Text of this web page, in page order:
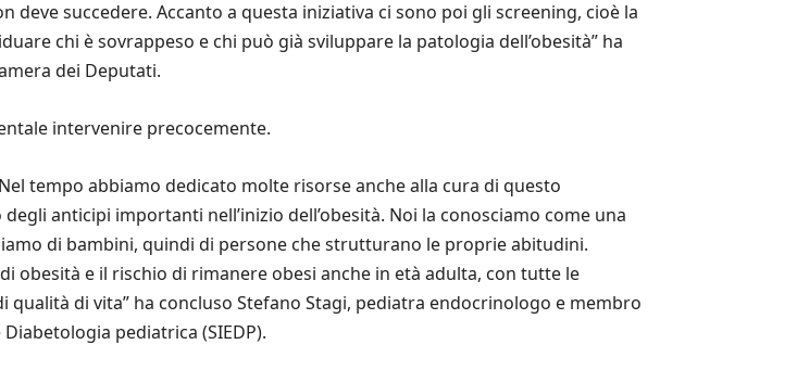
succedere. Accanto a questa iniziativa ci sono poi gli screening, cioè la
chi è sovrappeso e chi può già sviluppare la patologia dell’obesità” ha
dei Deputati.
intervenire precocemente.
tempo abbiamo dedicato molte risorse anche alla cura di questo
anticipi importanti nell’inizio dell’obesità. Noi la conosciamo come una
di bambini, quindi di persone che strutturano le proprie abitudini.
obesità e il rischio di rimanere obesi anche in età adulta, con tutte le
di vita” ha concluso Stefano Stagi, pediatra endocrinologo e membro
pediatrica (SIEDP).